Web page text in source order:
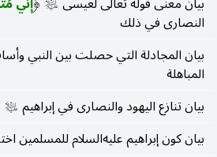
عليه‌السلام (
النصارى في ذلك
بيان المجادلة التي حصلت بين النبي
المباهلة
بيان تنازع اليهود والنصارى في إبراهيم عليه‌السلام
بيان كون إبراهيم عليه‌السلام للمسلمين